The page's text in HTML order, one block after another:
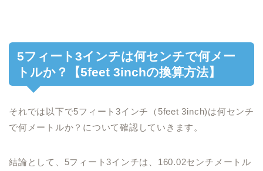
5フィート3インチは何センチで何メー
トルか？【5feet 3inchの換算方法】
それでは以下で5フィート3インチ（5feet 3inch)は何センチ
で何メートルか？について確認していきます。
結論として、5フィート3インチは、160.02センチメートル